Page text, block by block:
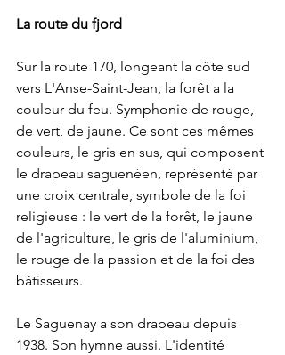
La route du fjord
Sur la route 170, longeant la côte sud
vers L'Anse-Saint-Jean, la forêt a la
couleur du feu. Symphonie de rouge,
de vert, de jaune. Ce sont ces mêmes
couleurs, le gris en sus, qui composent
le drapeau saguenéen, représenté par
une croix centrale, symbole de la foi
religieuse : le vert de la forêt, le jaune
de l'agriculture, le gris de l'aluminium,
le rouge de la passion et de la foi des
bâtisseurs.
Le Saguenay a son drapeau depuis
1938. Son hymne aussi. L'identité